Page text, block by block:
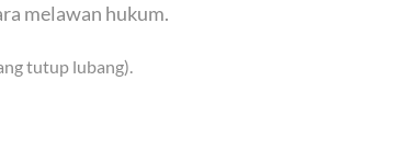
melawan hukum.
tutup lubang).